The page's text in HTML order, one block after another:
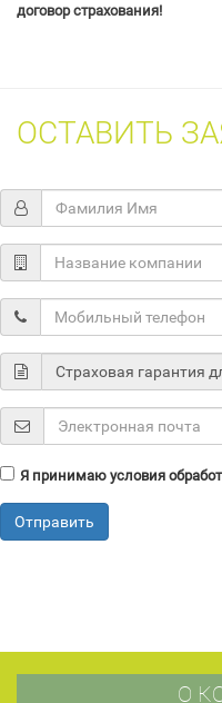
договор страхования!
ОСТАВИТЬ
Я принимаю условия
Отправить
О